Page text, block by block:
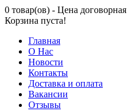
0 товар(ов) - Цена договорная
Корзина пуста!
Главная
О Нас
Новости
Контакты
Доставка и оплата
Вакансии
Отзывы